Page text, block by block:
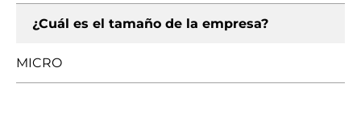
¿Cuál es el tamaño de la empresa?
MICRO